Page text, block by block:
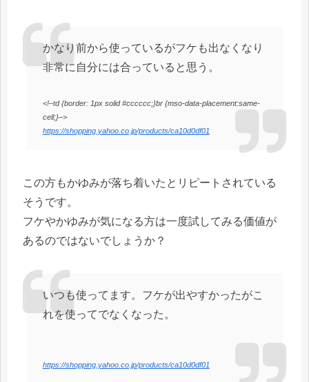
かなり前から使っているがフケも出なくなり
非常に自分には合っていると思う。
<!–td {border: 1px solid #cccccc;}br {mso-data-placement:same-
cell;}–>
https://shopping.yahoo.co.jp/products/ca10d0df01
この方もかゆみが落ち着いたとリピートされている
そうです。
フケやかゆみが気になる方は一度試してみる価値が
あるのではないでしょうか？
いつも使ってます。フケが出やすかったがこ
れを使ってでなくなった。
https://shopping.yahoo.co.jp/products/ca10d0df01